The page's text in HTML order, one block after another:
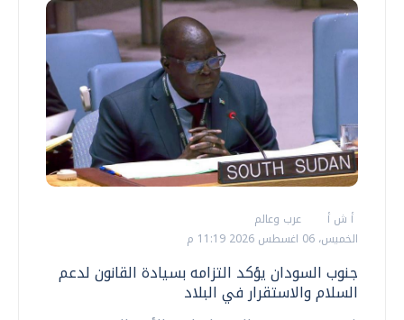
أ ش أ
عرب وعالم
الخميس، 06 اغسطس 2026 11:19 م
جنوب السودان يؤكد التزامه بسيادة القانون لدعم
السلام والاستقرار في البلاد